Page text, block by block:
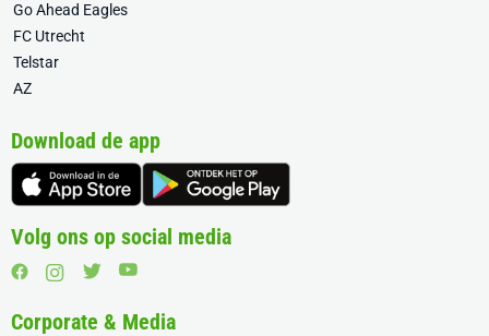
Go Ahead Eagles
FC Utrecht
Telstar
AZ
Download de app
Volg ons op social media
Corporate & Media